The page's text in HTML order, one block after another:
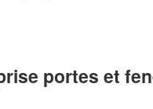
portes et